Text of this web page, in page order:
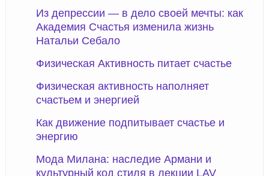
Из депрессии — в дело своей мечты: как
Академия Счастья изменила жизнь
Натальи Себало
Физическая Активность питает счастье
Физическая активность наполняет
счастьем и энергией
Как движение подпитывает счастье и
энергию
Мода Милана: наследие Армани и
культурный код стиля в лекции LAV